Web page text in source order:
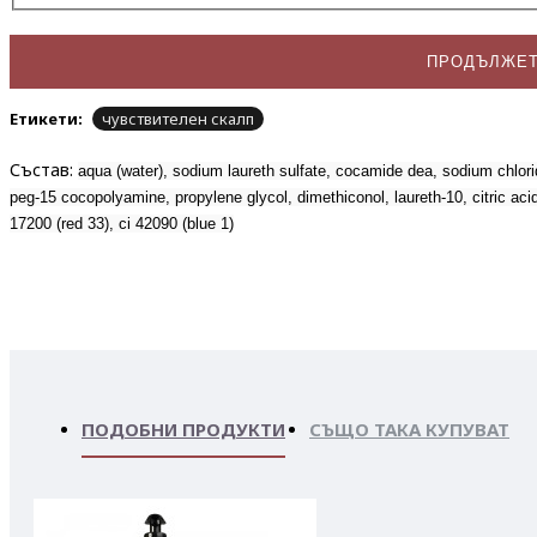
Етикети: чувствителен скалп
Състав: aqua (water), sodium laureth sulfate, cocamide dea, sodium
peg-15 cocopolyamine, propylene glycol, dimethiconol, laureth-10, citric
17200 (red 33), ci 42090 (blue 1)
ПОДОБНИ ПРОДУКТИ СЪЩО ТАКА КУПУВАТ